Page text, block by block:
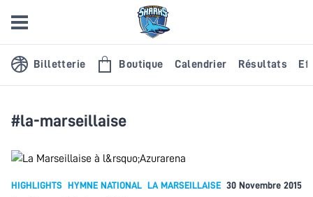
Billetterie Boutique Calendrier Résultats
#la-marseillaise
HIGHLIGHTS HYMNE NATIONAL LA MARSEILLAISE 30 Novembre 2015